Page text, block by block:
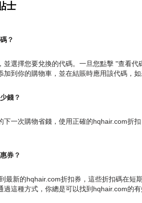
士
？
並選擇您要兌換的代碼。一旦您點擊 "查看
加到你的購物車，並在結賬時應用該代碼，
錢？
下一次購物省錢，使用正確的hqhair.com折
券？
最新的hqhair.com折扣券，這些折扣碼在短
過這種方式，你總是可以找到hqhair.com的